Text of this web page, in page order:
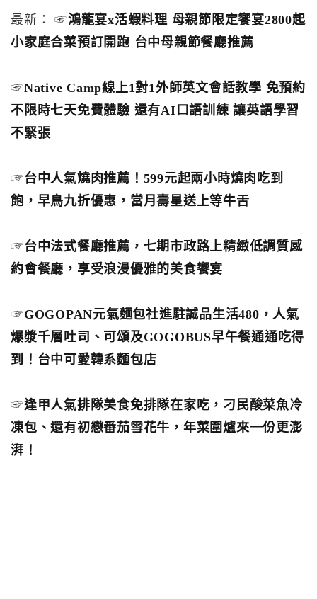
最新： ☞鴻龍宴x活蝦料理 母親節限定饗宴2800起
小家庭合菜預訂開跑 台中母親節餐廳推薦
☞Native Camp線上1對1外師英文會話教學 免預約
不限時七天免費體驗 還有AI口語訓練 讓英語學習
不緊張
☞台中人氣燒肉推薦！599元起兩小時燒肉吃到
飽，早鳥九折優惠，當月壽星送上等牛舌
☞台中法式餐廳推薦，七期市政路上精緻低調質感
約會餐廳，享受浪漫優雅的美食饗宴
☞GOGOPAN元氣麵包社進駐誠品生活480，人氣
爆漿千層吐司、可頌及GOGOBUS早午餐通通吃得
到！台中可愛韓系麵包店
☞逢甲人氣排隊美食免排隊在家吃，刁民酸菜魚冷
凍包、還有初戀番茄雪花牛，年菜圍爐來一份更澎
湃！